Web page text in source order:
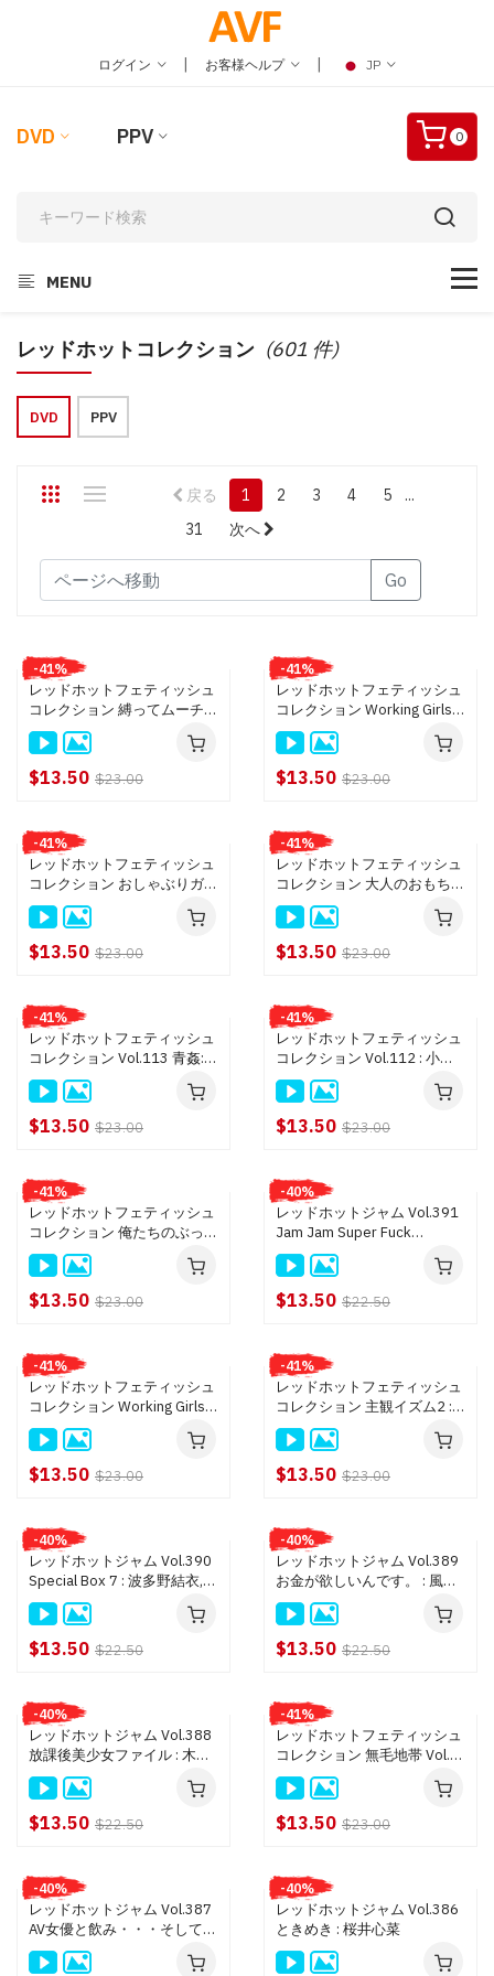
ログイン | お客様ヘルプ | JP
DVD PPV 0
MENU
レッドホットコレクション (601 件)
DVD PPV
戻る 1 2 3 4 5
...
31
次へ
Go
-41%
レッドホットフェティッシュ
コレクション 縛ってムーチョ
3 ~240mins 14Girls~ : 小泉
まり, 吉村美咲, 総勢14名
$13.50 $23.00
-41%
レッドホットフェティッシュ
コレクション Working Girls
Collection 4時間 Vol.2 : 舞咲
みくに, 西川リオン, 芦川芽依,
西野エリカ, 総勢17名
$13.50 $23.00
-41%
レッドホットフェティッシュ
コレクション おしゃぶりガー
ルズ Vol.2 26名じゅっぽり4
時間 : 逢沢はるか, 芦川芽依,
一ノ瀬麗花, 総勢26名
$13.50 $23.00
-41%
レッドホットフェティッシュ
コレクション 大人のおもちゃ
秘法館: 極上美女30名
$13.50 $23.00
-41%
レッドホットフェティッシュ
コレクション Vol.113 青姦:
水沢まお
$13.50 $23.00
-41%
レッドホットフェティッシュ
コレクション Vol.112 : 小野
麻里亜
$13.50 $23.00
-41%
レッドホットフェティッシュ
コレクション 俺たちのぶっか
け総集編 4Hrs 22Girls : 江波
りゅう, 波多野結衣, 上原保奈
美, 総勢22名
$13.50 $23.00
-40%
レッドホットジャム Vol.391
Jam Jam Super Fuck
Collection 240mins 16Girls :
星咲優菜, 江波りゅう, 桜瀬奈,
総勢16名
$13.50 $22.50
-41%
レッドホットフェティッシュ
コレクション Working Girls
Collection 4時間 : 舞咲みく
に, 朝比奈舞, 中野ありさ, 総
勢16名
$13.50 $23.00
-41%
レッドホットフェティッシュ
コレクション 主観イズム2 :
沖ひとみ, 桜瀬奈, 音羽レオン,
総勢16名
$13.50 $23.00
-40%
レッドホットジャム Vol.390
Special Box 7 : 波多野結衣,
上原保奈美, 大倉彩音, 総勢17
人
$13.50 $22.50
-40%
レッドホットジャム Vol.389
お金が欲しいんです。 : 風見
ひかり
$13.50 $22.50
-40%
レッドホットジャム Vol.388
放課後美少女ファイル : 木ノ
花あみる
$13.50 $22.50
-41%
レッドホットフェティッシュ
コレクション 無毛地帯 Vol.5 :
愛乃なみ, 中野ありさ, 美山蘭
子, 総勢15名
$13.50 $23.00
-40%
レッドホットジャム Vol.387
AV女優と飲み・・・そして泊
まりSEX : 櫻井ともか
-40%
レッドホットジャム Vol.386
ときめき : 桜井心菜